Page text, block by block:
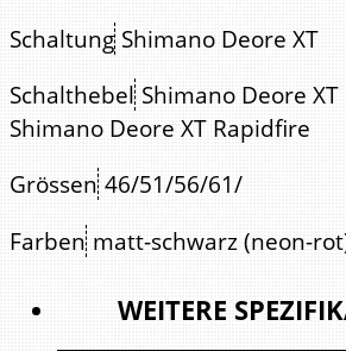
Schaltung Shimano Deore XT
Schalthebel Shimano Deore
Shimano Deore XT Rapidfire
Grössen 46/51/56/61/
Farben matt-schwarz (neon-
WEITERE